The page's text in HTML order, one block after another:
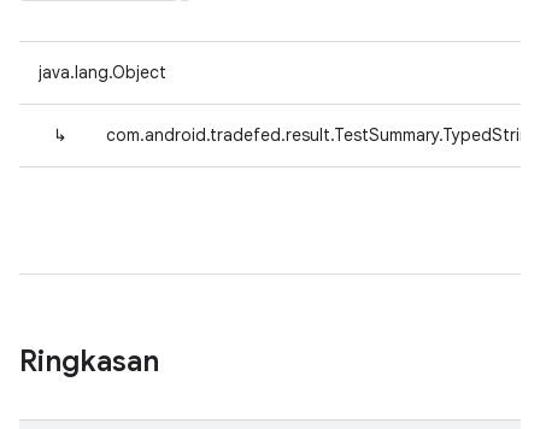
java.lang.Object
↳ com.android.tradefed.result.TestSummary.TypedString
Ringkasan